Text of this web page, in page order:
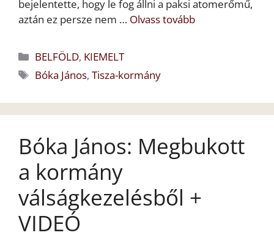
bejelentette, hogy le fog állni a paksi atomerőmű,
aztán ez persze nem … Olvass tovább
Kategória
BELFÖLD, KIEMELT
Címkék
Bóka János,Tisza-kormány
Bóka János: Megbukott
a kormány
válságkezelésből +
VIDEÓ